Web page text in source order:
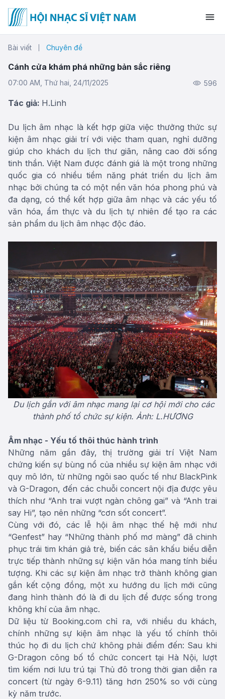
Bài viết Chuyên đề
Cánh cửa khám phá những bản sắc riêng
07:00 AM, Thứ hai, 24/11/2025 596
Tác giả: H.Linh
Du lịch âm nhạc là kết hợp giữa việc thưởng thức sự
kiện âm nhạc giải trí với việc tham quan, nghỉ dưỡng
giúp cho khách du lịch thư giãn, nâng cao đời sống
tinh thần. Việt Nam được đánh giá là một trong những
quốc gia có nhiều tiềm năng phát triển du lịch âm
nhạc bởi chúng ta có một nền văn hóa phong phú và
đa dạng, có thể kết hợp giữa âm nhạc và các yếu tố
văn hóa, ẩm thực và du lịch tự nhiên để tạo ra các
sản phẩm du lịch âm nhạc độc đáo.
Du lịch gắn với âm nhạc mang lại cơ hội mới cho các
thành phố tổ chức sự kiện. Ảnh: L.HƯƠNG
Âm nhạc - Yếu tố thôi thúc hành trình
Những năm gần đây, thị trường giải trí Việt Nam
chứng kiến sự bùng nổ của nhiều sự kiện âm nhạc với
quy mô lớn, từ những ngôi sao quốc tế như BlackPink
và G-Dragon, đến các chuỗi concert nội địa được yêu
thích như “Anh trai vượt ngàn chông gai” và “Anh trai
say Hi”, tạo nên những “cơn sốt concert”.
Cùng với đó, các lễ hội âm nhạc thế hệ mới như
“Genfest” hay “Những thành phố mơ màng” đã chinh
phục trái tim khán giả trẻ, biến các sân khấu biểu diễn
trực tiếp thành những sự kiện văn hóa mang tính biểu
tượng. Khi các sự kiện âm nhạc trở thành không gian
gắn kết cộng đồng, một xu hướng du lịch mới cũng
đang hình thành đó là đi du lịch để được sống trong
không khí của âm nhạc.
Dữ liệu từ Booking.com chỉ ra, với nhiều du khách,
chính những sự kiện âm nhạc là yếu tố chính thôi
thúc họ đi du lịch chứ không phải điểm đến: Sau khi
G-Dragon công bố tổ chức concert tại Hà Nội, lượt
tìm kiếm nơi lưu trú tại Thủ đô trong thời gian diễn ra
concert (từ ngày 6-9.11) tăng hơn 250% so với cùng
kỳ năm trước.